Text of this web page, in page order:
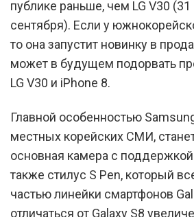
публике раньше, чем LG V30
сентября). Если у
то она запустит новинку в
может в будущем подорвать
LG V30 и iPhone 8.
Главной особенностью
местных корейских СМИ,
основная камера с поддержкой
также стилус S Pen, который
частью линейки смартфонов
отличаться от Galaxy S8